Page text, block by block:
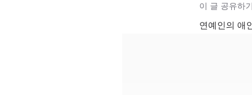
이 글 공유하기
연예인의 애